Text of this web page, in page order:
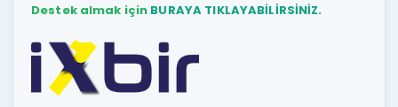
Destek almak için BURAYA TIKLAYABİLİRSİNİZ.